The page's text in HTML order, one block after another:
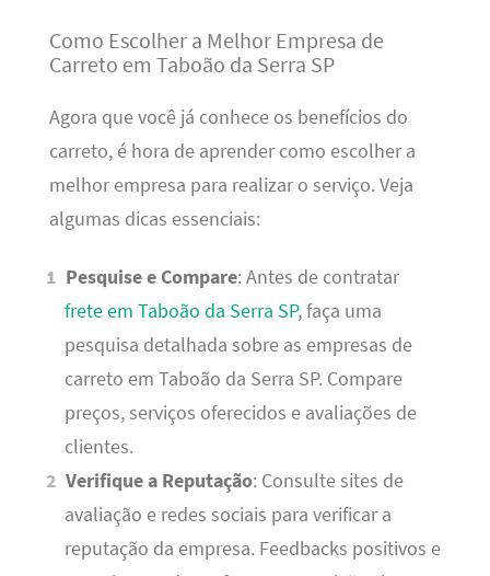
Como Escolher a Melhor Empresa de
Carreto em Taboão da Serra SP
Agora que você já conhece os benefícios do
carreto, é hora de aprender como escolher a
melhor empresa para realizar o serviço. Veja
algumas dicas essenciais:
Pesquise e Compare: Antes de contratar
frete em Taboão da Serra SP, faça uma
pesquisa detalhada sobre as empresas de
carreto em Taboão da Serra SP. Compare
preços, serviços oferecidos e avaliações de
clientes.
Verifique a Reputação: Consulte sites de
avaliação e redes sociais para verificar a
reputação da empresa. Feedbacks positivos e